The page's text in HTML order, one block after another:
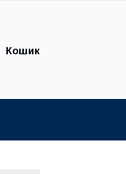
Кошик